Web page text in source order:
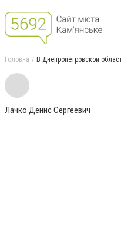
Головна В Днепропетровской
Лачко Денис Сергеевич